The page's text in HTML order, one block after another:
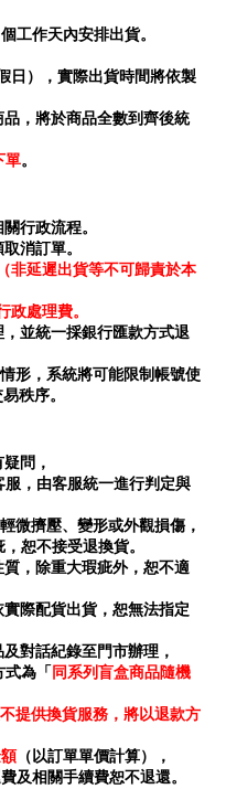
工作天內安排出貨。
），實際出貨時間將依製
，將於商品全數到齊後統
單。
行政流程。
消訂單。
非延遲出貨等不可歸責於本
處理費。
並統一採銀行匯款方式退
形，系統將可能限制帳號使
秩序。
問，
，由客服統一進行判定與
微擠壓、變形或外觀損傷，
恕不接受退換貨。
，除重大瑕疵外，恕不適
際配貨出貨，恕無法指定
對話紀錄至門市辦理，
為「 同系列盲盒商品隨機
提供換貨服務，將以退款方
（以訂單單價計算），
及相關手續費恕不退還。